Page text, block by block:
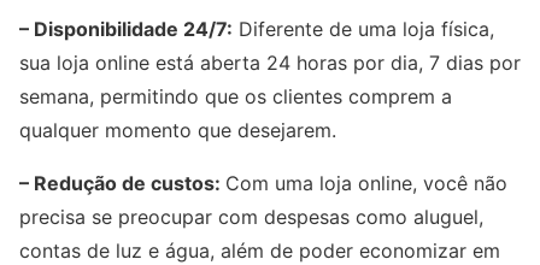
– Disponibilidade 24/7: Diferente de uma loja física,
sua loja online está aberta 24 horas por dia, 7 dias por
semana, permitindo que os clientes comprem a
qualquer momento que desejarem.
– Redução de custos: Com uma loja online, você não
precisa se preocupar com despesas como aluguel,
contas de luz e água, além de poder economizar em